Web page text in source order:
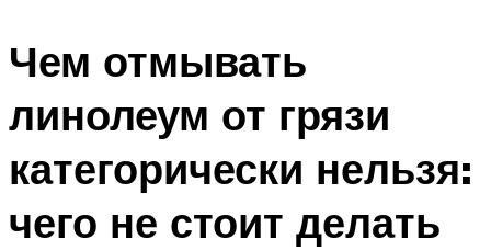
Чем отмывать
линолеум от грязи
категорически нельзя:
чего не стоит делать